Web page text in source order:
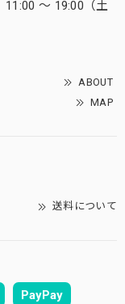
～ 19:00（土
ABOUT
MAP
送料について
PayPay